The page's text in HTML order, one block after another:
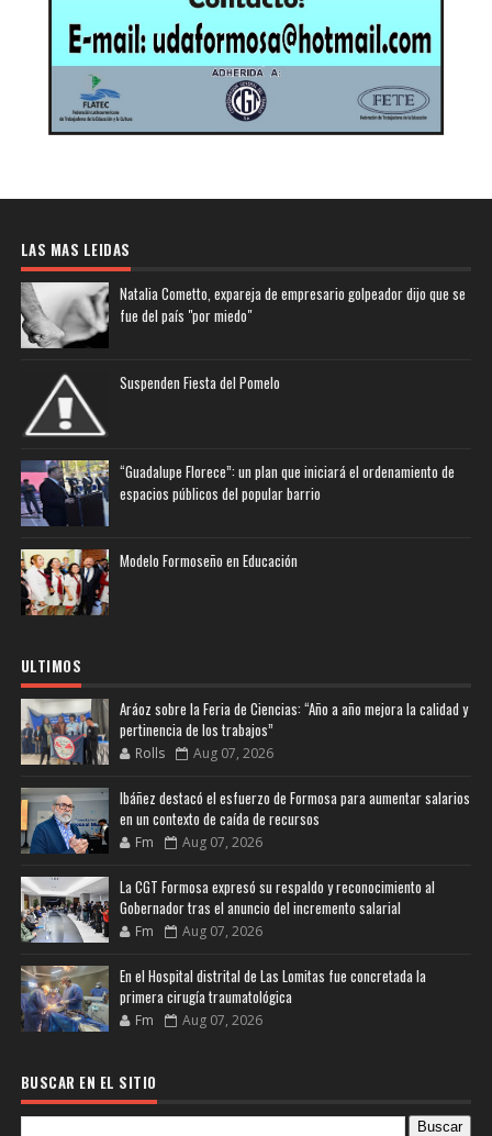
LAS MAS LEIDAS
Natalia Cometto, expareja de empresario golpeador dijo que se
fue del país "por miedo"
Suspenden Fiesta del Pomelo
“Guadalupe Florece”: un plan que iniciará el ordenamiento de
espacios públicos del popular barrio
Modelo Formoseño en Educación
ULTIMOS
Aráoz sobre la Feria de Ciencias: “Año a año mejora la calidad y
pertinencia de los trabajos”
Rolls Aug 07, 2026
Ibáñez destacó el esfuerzo de Formosa para aumentar salarios
en un contexto de caída de recursos
Fm Aug 07, 2026
La CGT Formosa expresó su respaldo y reconocimiento al
Gobernador tras el anuncio del incremento salarial
Fm Aug 07, 2026
En el Hospital distrital de Las Lomitas fue concretada la
primera cirugía traumatológica
Fm Aug 07, 2026
BUSCAR EN EL SITIO